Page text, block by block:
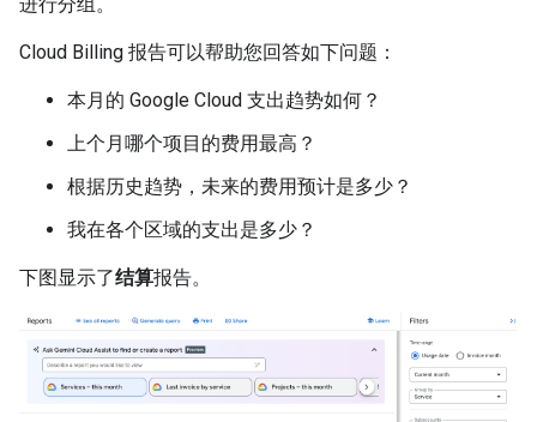
Cloud Billing 报告可以帮助您回答如下问题：
本月的 Google Cloud 支出趋势如何？
上个月哪个项目的费用最高？
根据历史趋势，未来的费用预计是多少？
我在各个区域的支出是多少？
下图显示了结算报告。